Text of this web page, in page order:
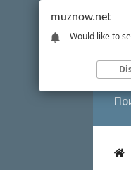
muznow.net
Would like to